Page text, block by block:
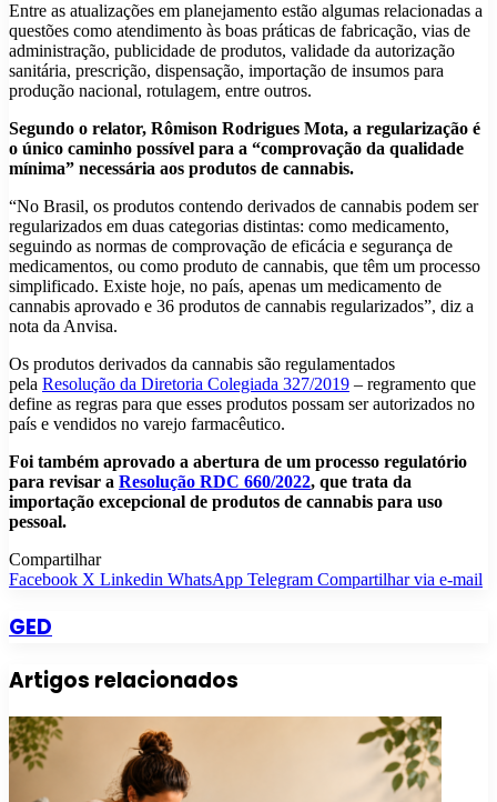
Entre as atualizações em planejamento estão algumas relacionadas a
questões como atendimento às boas práticas de fabricação, vias de
administração, publicidade de produtos, validade da autorização
sanitária, prescrição, dispensação, importação de insumos para
produção nacional, rotulagem, entre outros.
Segundo o relator, Rômison Rodrigues Mota, a regularização é
o único caminho possível para a “comprovação da qualidade
mínima” necessária aos produtos de cannabis.
“No Brasil, os produtos contendo derivados de cannabis podem ser
regularizados em duas categorias distintas: como medicamento,
seguindo as normas de comprovação de eficácia e segurança de
medicamentos, ou como produto de cannabis, que têm um processo
simplificado. Existe hoje, no país, apenas um medicamento de
cannabis aprovado e 36 produtos de cannabis regularizados”, diz a
nota da Anvisa.
Os produtos derivados da cannabis são regulamentados
pela Resolução da Diretoria Colegiada 327/2019 – regramento que
define as regras para que esses produtos possam ser autorizados no
país e vendidos no varejo farmacêutico.
Foi também aprovado a abertura de um processo regulatório
para revisar a Resolução RDC 660/2022, que trata da
importação excepcional de produtos de cannabis para uso
pessoal.
Compartilhar
Facebook X Linkedin WhatsApp Telegram Compartilhar via e-mail
GED
Artigos relacionados